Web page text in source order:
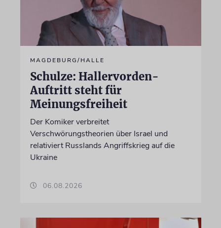
MAGDEBURG/HALLE
Schulze: Hallervorden-
Auftritt steht für
Meinungsfreiheit
Der Komiker verbreitet
Verschwörungstheorien über Israel und
relativiert Russlands Angriffskrieg auf die
Ukraine
06.08.2026